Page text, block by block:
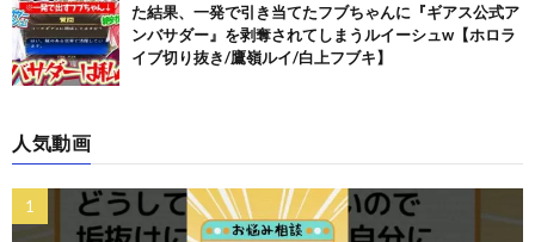
た結果、一発で引き当てたフブちゃんに『ギアス公式ア
ンバサダー』を剥奪されてしまうルイーシュw【ホロラ
イブ切り抜き/鷹嶺ルイ/白上フブキ】
人気動画